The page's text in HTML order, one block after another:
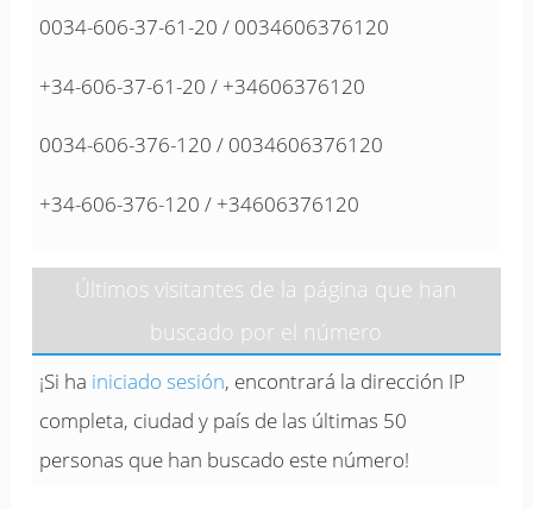
0034-606-37-61-20 / 0034606376120
+34-606-37-61-20 / +34606376120
0034-606-376-120 / 0034606376120
+34-606-376-120 / +34606376120
Últimos visitantes de la página que han
buscado por el número
¡Si ha iniciado sesión, encontrará la dirección IP
completa, ciudad y país de las últimas 50
personas que han buscado este número!